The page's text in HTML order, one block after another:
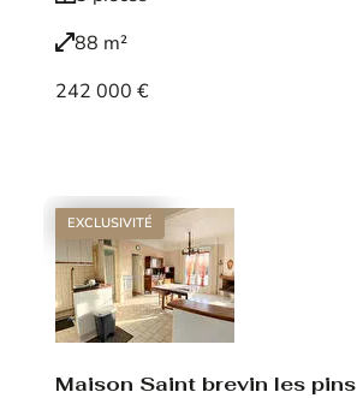
88 m²
242 000 €
EXCLUSIVITÉ
Maison Saint brevin les pins